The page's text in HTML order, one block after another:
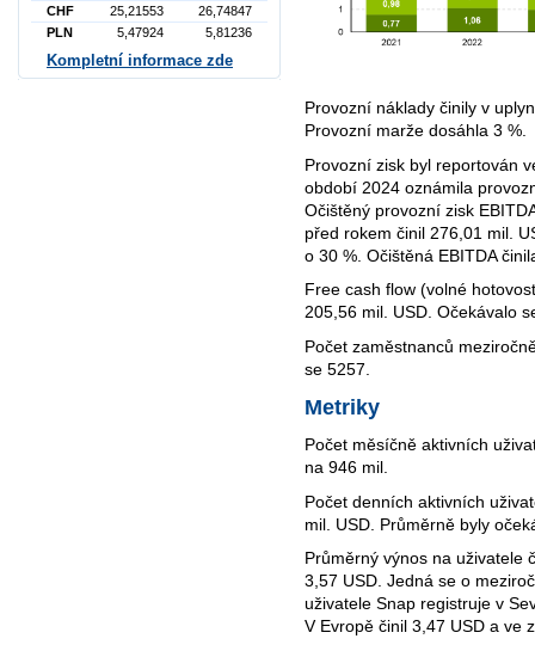
Provozní náklady činily v
Provozní marže dosáhla 3 %.
Provozní zisk byl reportován
období 2024 oznámila
Očištěný provozní zisk
před rokem činil 276,01 mil.
o 30 %. Očištěná EBITDA
Free cash flow (volné
205,56 mil. USD. Očekávalo
Počet zaměstnanců
se 5257.
Metriky
Počet měsíčně aktivních
na 946 mil.
Počet denních aktivních
mil. USD. Průměrně byly
Průměrný výnos na uživatele
3,57 USD. Jedná se o
uživatele Snap registruje v
V Evropě činil 3,47 USD a ve
CHF
25,21553
26,74847
PLN
5,47924 5,81236
Kompletní informace zde